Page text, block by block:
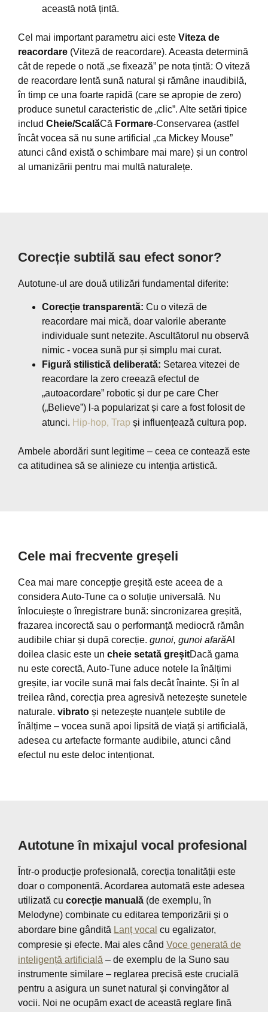
această notă țintă.
Cel mai important parametru aici este Viteza de
reacordare (Viteză de reacordare). Aceasta determină
cât de repede o notă „se fixează” pe nota țintă: O viteză
de reacordare lentă sună natural și rămâne inaudibilă,
în timp ce una foarte rapidă (care se apropie de zero)
produce sunetul caracteristic de „clic”. Alte setări tipice
includ Cheie/ScalăCă Formare-Conservarea (astfel
încât vocea să nu sune artificial „ca Mickey Mouse”
atunci când există o schimbare mai mare) și un control
al umanizării pentru mai multă naturalețe.
Corecție subtilă sau efect sonor?
Autotune-ul are două utilizări fundamental diferite:
Corecție transparentă: Cu o viteză de
reacordare mai mică, doar valorile aberante
individuale sunt netezite. Ascultătorul nu observă
nimic - vocea sună pur și simplu mai curat.
Figură stilistică deliberată: Setarea vitezei de
reacordare la zero creează efectul de
„autoacordare” robotic și dur pe care Cher
(„Believe”) l-a popularizat și care a fost folosit de
atunci. Hip-hop, Trap și influențează cultura pop.
Ambele abordări sunt legitime – ceea ce contează este
ca atitudinea să se alinieze cu intenția artistică.
Cele mai frecvente greșeli
Cea mai mare concepție greșită este aceea de a
considera Auto-Tune ca o soluție universală. Nu
înlocuiește o înregistrare bună: sincronizarea greșită,
frazarea incorectă sau o performanță mediocră rămân
audibile chiar și după corecție. gunoi, gunoi afarăAl
doilea clasic este un cheie setată greșitDacă gama
nu este corectă, Auto-Tune aduce notele la înălțimi
greșite, iar vocile sună mai fals decât înainte. Și în al
treilea rând, corecția prea agresivă netezește sunetele
naturale. vibrato și netezește nuanțele subtile de
înălțime – vocea sună apoi lipsită de viață și artificială,
adesea cu artefacte formante audibile, atunci când
efectul nu este deloc intenționat.
Autotune în mixajul vocal profesional
Într-o producție profesională, corecția tonalității este
doar o componentă. Acordarea automată este adesea
utilizată cu corecție manuală (de exemplu, în
Melodyne) combinate cu editarea temporizării și o
abordare bine gândită Lanț vocal cu egalizator,
compresie și efecte. Mai ales când Voce generată de
inteligență artificială – de exemplu de la Suno sau
instrumente similare – reglarea precisă este crucială
pentru a asigura un sunet natural și convingător al
vocii. Noi ne ocupăm exact de această reglare fină